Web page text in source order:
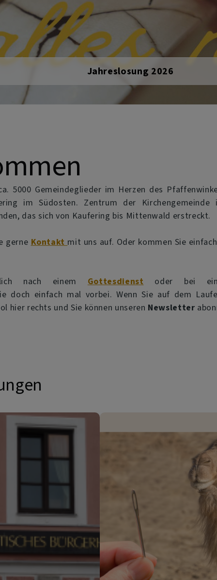
Friede! Herr, erbarme dich!
5000 Gemeindeglieder im Herzen des
im Südosten. Zentrum der Kirchengemeinde
das sich von Kaufering bis Mittenwald erstreckt.
gerne Kontakt mit uns auf. Oder kommen Sie
nach einem Gottesdienst oder bei
doch einfach mal vorbei. Wenn Sie auf dem
hier rechts und Sie können unseren Newsletter